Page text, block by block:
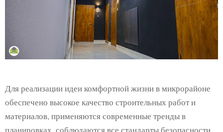
Для реализации идеи комфортной жизни в микрорайоне
обеспечено высокое качество строительных работ и
материалов, применяются современные тренды в